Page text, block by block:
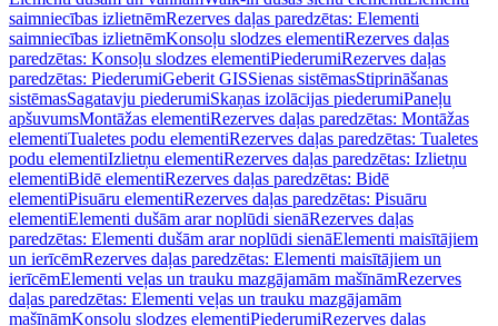
saimniecības izlietnēmRezerves daļas paredzētas: Elementi
saimniecības izlietnēmKonsoļu slodzes elementiRezerves daļas
paredzētas: Konsoļu slodzes elementiPiederumiRezerves daļas
paredzētas: PiederumiGeberit GISSienas sistēmasStiprināšanas
sistēmasSagatavju piederumiSkaņas izolācijas piederumiPaneļu
apšuvumsMontāžas elementiRezerves daļas paredzētas: Montāžas
elementiTualetes podu elementiRezerves daļas paredzētas: Tualetes
podu elementiIzlietņu elementiRezerves daļas paredzētas: Izlietņu
elementiBidē elementiRezerves daļas paredzētas: Bidē
elementiPisuāru elementiRezerves daļas paredzētas: Pisuāru
elementiElementi dušām arar noplūdi sienāRezerves daļas
paredzētas: Elementi dušām arar noplūdi sienāElementi maisītājiem
un ierīcēmRezerves daļas paredzētas: Elementi maisītājiem un
ierīcēmElementi veļas un trauku mazgājamām mašīnāmRezerves
daļas paredzētas: Elementi veļas un trauku mazgājamām
mašīnāmKonsoļu slodzes elementiPiederumiRezerves daļas